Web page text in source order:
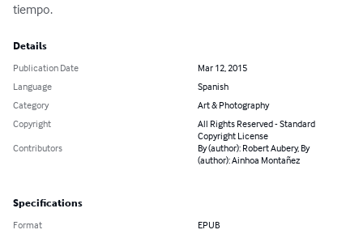
tiempo.
Details
Publication Date
Mar 12, 2015
Language
Spanish
Category
Art & Photography
Copyright
All Rights Reserved - Standard
Copyright License
Contributors
By (author): Robert Aubery, By
(author): Ainhoa Montañez
Specifications
Format EPUB